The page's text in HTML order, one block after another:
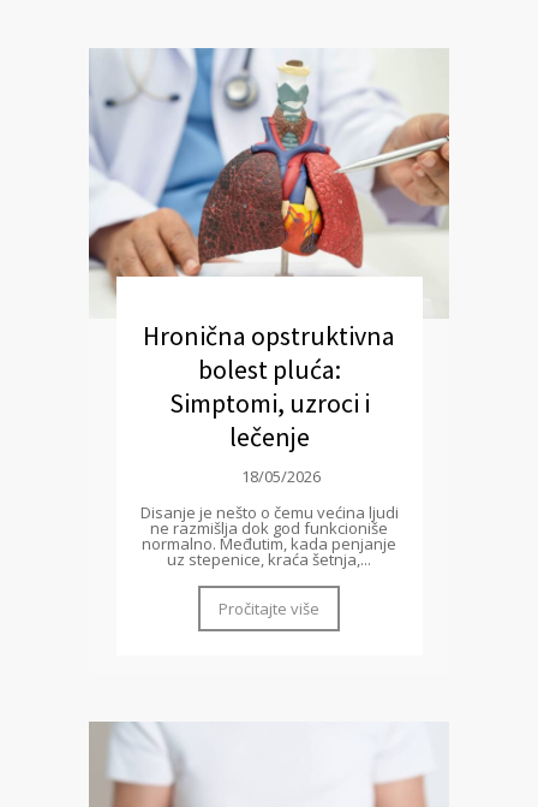
Hronična opstruktivna
bolest pluća:
Simptomi, uzroci i
lečenje
18/05/2026
Disanje je nešto o čemu većina ljudi
ne razmišlja dok god funkcioniše
normalno. Međutim, kada penjanje
uz stepenice, kraća šetnja,...
Pročitajte više